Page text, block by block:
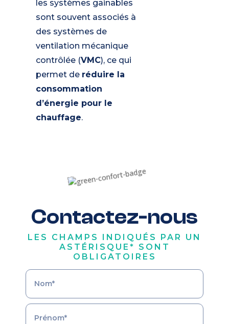
les systèmes gainables
sont souvent associés à
des systèmes de
ventilation mécanique
contrôlée (VMC), ce qui
permet de réduire la
consommation
d’énergie pour le
chauffage.
Contactez-nous
LES CHAMPS INDIQUÉS PAR UN
ASTÉRISQUE* SONT
OBLIGATOIRES